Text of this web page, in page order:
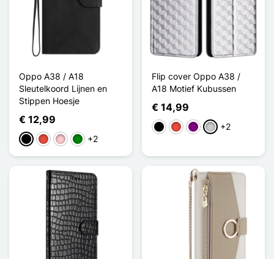
Oppo A38 / A18
Sleutelkoord Lijnen en
Stippen Hoesje
€ 12,99
ZwartRoodRozeGroen
+2
Flip cover Oppo A38 /
A18 Motief Kubussen
€ 14,99
ZwartRoodPurperZilver+2